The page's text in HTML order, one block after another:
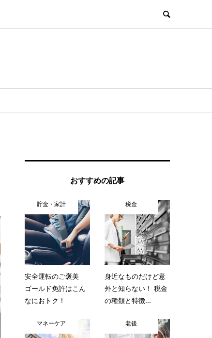
おすすめの記事
貯金・家計
安全運転のご褒美
ゴールド免許はこん
なにおトク！
税金
身近なものだけど意
外と知らない！ 税金
の種類と特徴...
マネーケア 老後